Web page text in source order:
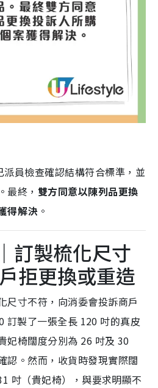
員檢查確認結構符合標準，並
最終， 雙方同意以陳列品更換
得解決 。
訂製梳化尺寸
拒更換或重造
尺寸不符，向消委會投訴商戶
訂製了一張全長 120 吋的真皮
妃椅闊度分別為 26 吋及 30
認。然而，收貨時發現實際闊
吋（貴妃椅），與要求明顯不